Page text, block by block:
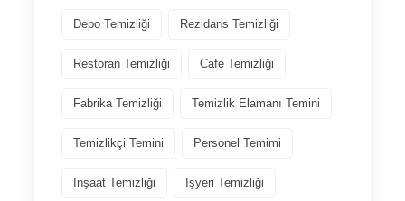
Depo Temizliği Rezidans Temizliği
Restoran Temizliği Cafe Temizliği
Fabrika Temizliği Temizlik Elamanı Temini
Temizlikçi Temini Personel Temimi
Inşaat Temizliği Işyeri Temizliği